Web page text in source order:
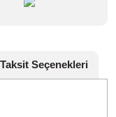
Taksit Seçenekleri